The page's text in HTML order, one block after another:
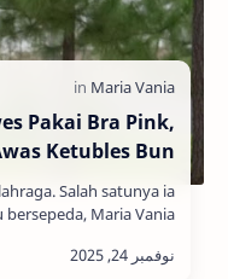
Pakai Bra Pink,
Ketubles Bun
Salah satunya ia
Maria Vania